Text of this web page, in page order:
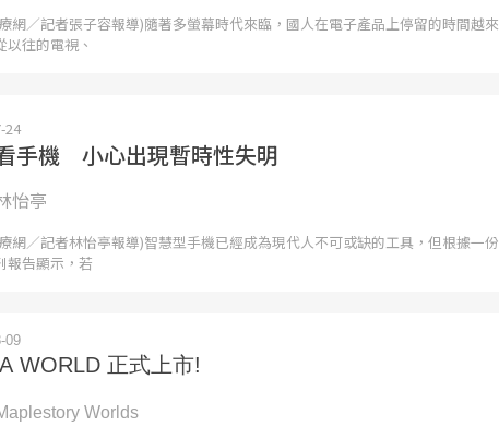
網／記者張子容報導)隨著多螢幕時代來臨，國人在電子產品上停留的時間越來
以往的電視、
24
手機 小心出現暫時性失明
怡亭
網／記者林怡亭報導)智慧型手機已經成為現代人不可或缺的工具，但根據一份
報告顯示，若